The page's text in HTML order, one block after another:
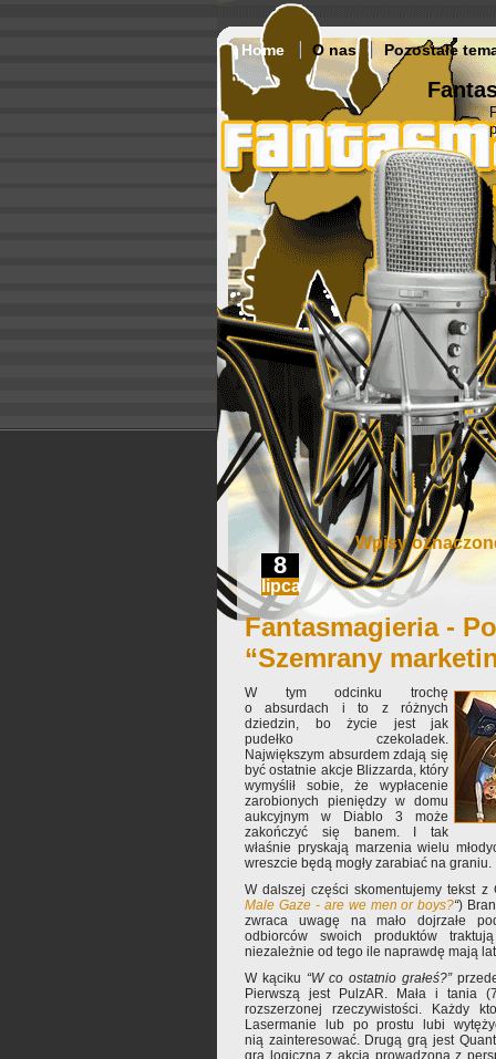
Home O nas Pozostałe
Wpisy
8
lipca
Fantasmagieria -
“Szemrany
W tym odcinku trochę
o absurdach i to z różnych
dziedzin, bo życie jest jak
pudełko czekoladek.
Największym absurdem zdają się
być ostatnie akcje Blizzarda, który
wymyślił sobie, że wypłacenie
zarobionych pieniędzy w domu
aukcyjnym w Diablo 3 może
zakończyć się banem. I tak
właśnie pryskają marzenia wielu
wreszcie będą mogły zarabiać na graniu.
W dalszej części skomentujemy tekst z
Male Gaze - are we men or boys?“)
zwraca uwagę na mało dojrzałe
odbiorców swoich produktów
niezależnie od tego ile naprawdę mają
W kąciku “W co ostatnio grałeś?”
Pierwszą jest PulzAR. Mała i tania
rozszerzonej rzeczywistości. Każdy
Lasermanie lub po prostu lubi
nią zainteresować. Drugą grą jest
gra logiczna z akcją prowadzoną z